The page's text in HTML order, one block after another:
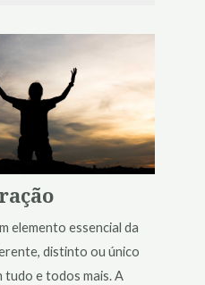
elemento essencial da
distinto ou único
tudo e todos mais. A